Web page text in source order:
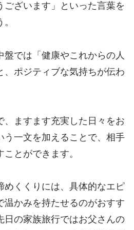
ございます」といった言葉を
盤では「健康やこれからの人
、ポジティブな気持ちが伝わ
、ますます充実した日々をお
う一文を加えることで、相手
とができます。
めくくりには、具体的なエピ
温かみを持たせるのがおすす
日の家族旅行ではお父さんの